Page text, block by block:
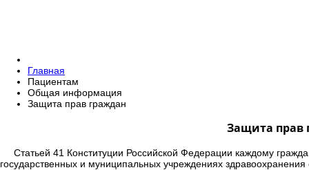
Главная
Пациентам
Общая информация
Защита прав граждан
Защита прав
Статьей 41 Конституции Российской Федерации каждому
государственных и муниципальных учреждениях здравоохранения